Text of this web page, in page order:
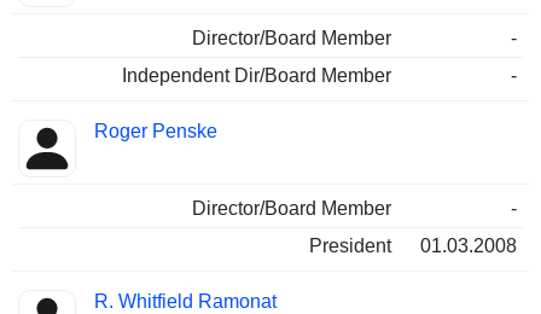
Director/Board Member
-
Independent Dir/Board Member
-
Roger Penske
Director/Board Member
-
President
01.03.2008
R. Whitfield Ramonat